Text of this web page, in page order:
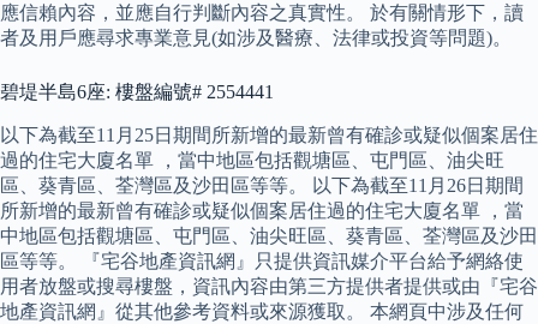
應信賴內容，並應自行判斷內容之真實性。 於有關情形下，讀
者及用戶應尋求專業意見(如涉及醫療、法律或投資等問題)。
碧堤半島6座: 樓盤編號# 2554441
以下為截至11月25日期間所新增的最新曾有確診或疑似個案居住
過的住宅大廈名單 ，當中地區包括觀塘區、屯門區、油尖旺
區、葵青區、荃灣區及沙田區等等。 以下為截至11月26日期間
所新增的最新曾有確診或疑似個案居住過的住宅大廈名單 ，當
中地區包括觀塘區、屯門區、油尖旺區、葵青區、荃灣區及沙田
區等等。 『宅谷地產資訊網』只提供資訊媒介平台給予網絡使
用者放盤或搜尋樓盤，資訊內容由第三方提供者提供或由『宅谷
地產資訊網』從其他參考資料或來源獲取。 本網頁中涉及任何